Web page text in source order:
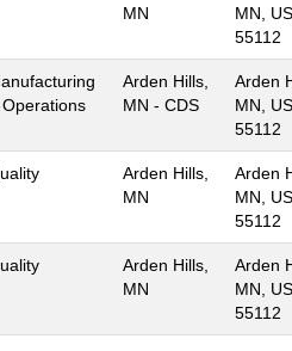
MN
MN, US,
55112
Arden Hills,
MN - CDS
Arden
MN, US,
55112
Arden Hills,
MN
Arden
MN, US,
55112
Arden Hills,
MN
Arden
MN, US,
55112